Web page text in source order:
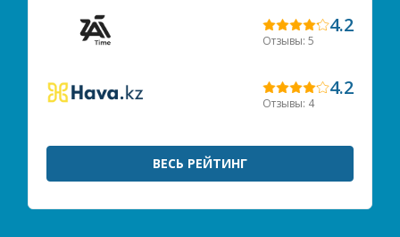
4.2
Отзывы: 5
4.2
Отзывы: 4
ВЕСЬ РЕЙТИНГ